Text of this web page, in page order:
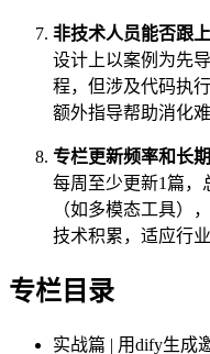
非技术人员能否跟
设计上以案例为先
程，但涉及代码执
额外指导帮助消化难
专栏更新频率和长
每周至少更新1篇，
（如多模态工具）
技术积累，适应行业
专栏目录
实战篇 | 用dify生成